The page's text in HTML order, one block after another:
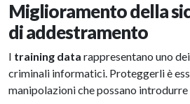
Miglioramento della
di addestramento
I training data rappresentano uno
criminali informatici. Proteggerli è
manipolazioni che possano introdurre